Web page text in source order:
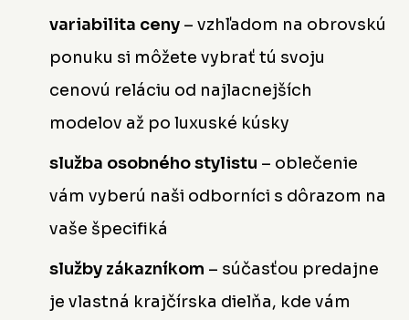
variabilita ceny – vzhľadom na obrovskú
ponuku si môžete vybrať tú svoju
cenovú reláciu od najlacnejších
modelov až po luxuské kúsky
služba osobného stylistu – oblečenie
vám vyberú naši odborníci s dôrazom na
vaše špecifiká
služby zákazníkom – súčasťou predajne
je vlastná krajčírska dielňa, kde vám